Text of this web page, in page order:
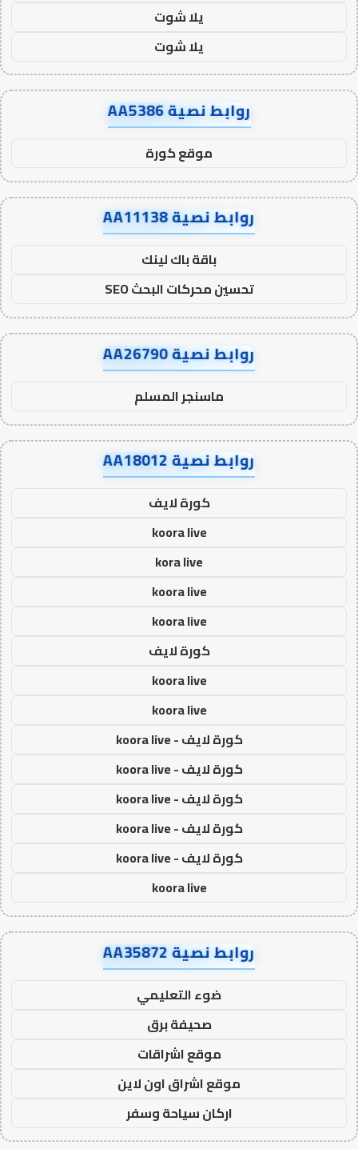
يلا شوت
يلا شوت
روابط نصية AA5386
موقع كورة
روابط نصية AA11138
باقة باك لينك
تحسين محركات البحث SEO
روابط نصية AA26790
ماسنجر المسلم
روابط نصية AA18012
كورة لايف
koora live
kora live
koora live
koora live
كورة لايف
koora live
koora live
كورة لايف - koora live
كورة لايف - koora live
كورة لايف - koora live
كورة لايف - koora live
كورة لايف - koora live
koora live
روابط نصية AA35872
ضوء التعليمي
صحيفة برق
موقع اشراقات
موقع اشراق اون لاين
اركان سياحة وسفر